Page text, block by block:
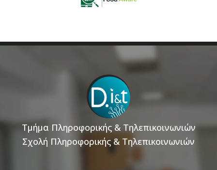
Τμήμα Πληροφορικής & Τηλεπικοινωνιών
Σχολή Πληροφορικής & Τηλεπικοινωνιών